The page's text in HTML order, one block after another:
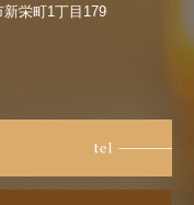
栄町1丁目179